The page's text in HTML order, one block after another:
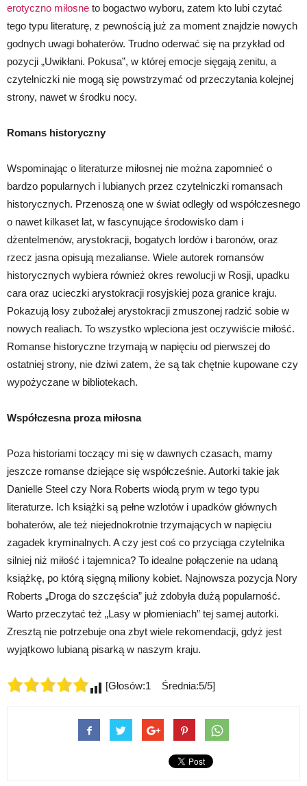
erotyczno miłosne to bogactwo wyboru, zatem kto lubi czytać
tego typu literaturę, z pewnością już za moment znajdzie nowych
godnych uwagi bohaterów. Trudno oderwać się na przykład od
pozycji „Uwikłani. Pokusa”, w której emocje sięgają zenitu, a
czytelniczki nie mogą się powstrzymać od przeczytania kolejnej
strony, nawet w środku nocy.
Romans historyczny
Wspominając o literaturze miłosnej nie można zapomnieć o
bardzo popularnych i lubianych przez czytelniczki romansach
historycznych. Przenoszą one w świat odległy od współczesnego
o nawet kilkaset lat, w fascynujące środowisko dam i
dżentelmenów, arystokracji, bogatych lordów i baronów, oraz
rzecz jasna opisują mezalianse. Wiele autorek romansów
historycznych wybiera również okres rewolucji w Rosji, upadku
cara oraz ucieczki arystokracji rosyjskiej poza granice kraju.
Pokazują losy zubożałej arystokracji zmuszonej radzić sobie w
nowych realiach. To wszystko wpleciona jest oczywiście miłość.
Romanse historyczne trzymają w napięciu od pierwszej do
ostatniej strony, nie dziwi zatem, że są tak chętnie kupowane czy
wypożyczane w bibliotekach.
Współczesna proza miłosna
Poza historiami toczący mi się w dawnych czasach, mamy
jeszcze romanse dziejące się współcześnie. Autorki takie jak
Danielle Steel czy Nora Roberts wiodą prym w tego typu
literaturze. Ich książki są pełne wzlotów i upadków głównych
bohaterów, ale też niejednokrotnie trzymających w napięciu
zagadek kryminalnych. A czy jest coś co przyciąga czytelnika
silniej niż miłość i tajemnica? To idealne połączenie na udaną
książkę, po którą sięgną miliony kobiet. Najnowsza pozycja Nory
Roberts „Droga do szczęścia” już zdobyła dużą popularność.
Warto przeczytać też „Lasy w płomieniach” tej samej autorki.
Zresztą nie potrzebuje ona zbyt wiele rekomendacji, gdyż jest
wyjątkowo lubianą pisarką w naszym kraju.
[Głosów:1 Średnia:5/5]